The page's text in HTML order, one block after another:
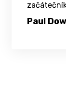
Paul